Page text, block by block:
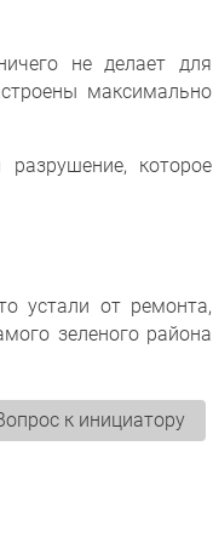
не делает для
максимально
которое
устали от ремонта,
зеленого района
к инициатору